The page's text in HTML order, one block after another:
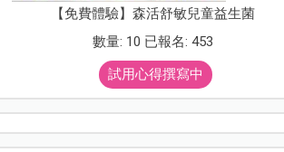
【免費體驗】森活舒敏兒童益生菌
數量: 10 已報名: 453
試用心得撰寫中